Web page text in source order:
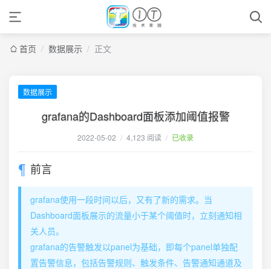
首页 / 数据展示 / 正文
数据展示
grafana的Dashboard面板添加阈值报警
2022-05-02 / 4,123 阅读 / 已收录
前言
grafana使用一段时间以后，又有了新的需求。当
Dashboard面板展示的流量小于某个阈值时，立刻通知相
关人员。
grafana的告警触发以panel为基础，即每个panel单独配
置告警信息，包括告警规则、触发条件、告警通知通道及